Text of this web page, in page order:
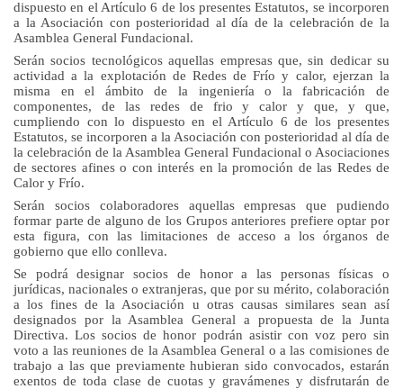
dispuesto en el Artículo 6 de los presentes Estatutos, se incorporen
a la Asociación con posterioridad al día de la celebración de la
Asamblea General Fundacional.
Serán socios tecnológicos aquellas empresas que, sin dedicar su
actividad a la explotación de Redes de Frío y calor, ejerzan la
misma en el ámbito de la ingeniería o la fabricación de
componentes, de las redes de frio y calor yque, y que,
cumpliendo con lo dispuesto en el Artículo 6 de los presentes
Estatutos, se incorporen a la Asociación con posterioridad al día de
la celebración de la Asamblea General Fundacional o Asociaciones
de sectores afines o con interés en la promoción de las Redes de
Calor y Frío.
Serán socios colaboradores aquellas empresas que pudiendo
formar parte de alguno de los Grupos anteriores prefiere optar por
esta figura, con las limitaciones de acceso a los órganos de
gobierno que ello conlleva.
Se podrá designar socios de honor a las personas físicas o
jurídicas, nacionales o extranjeras, que por su mérito, colaboración
a los fines de la Asociación u otras causas similares sean así
designados por la Asamblea General a propuesta dela Junta
Directiva. Los socios de honor podrán asistir con voz pero sin
voto a las reuniones de la Asamblea General o a las comisiones de
trabajo a las que previamente hubieran sido convocados, estarán
exentos de toda clase de cuotas y gravámenes y disfrutarán de